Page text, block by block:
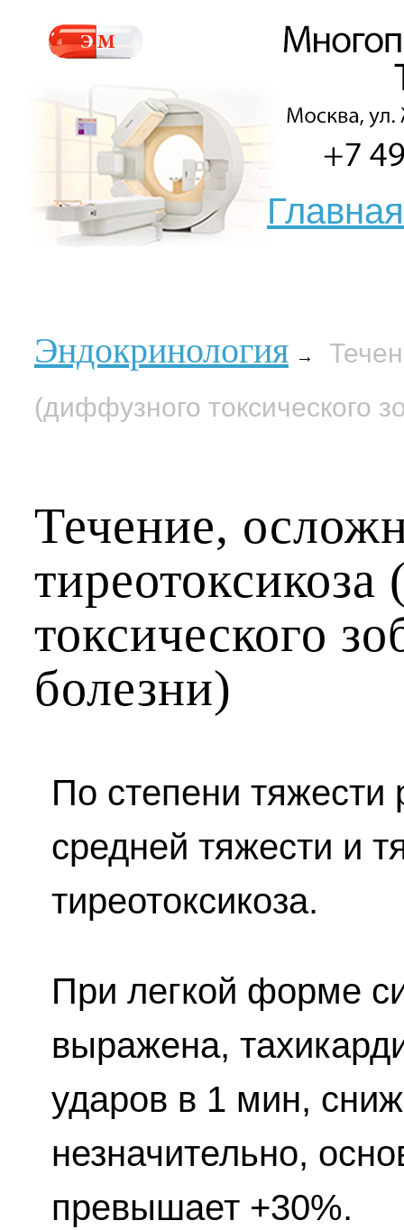
Главная
Эндокринология →
(диффузного токсического
Течение,
токсического
болезни)
По степени тяжести
средней тяжести и
тиреотоксикоза.
При легкой форме
выражена,
ударов в 1 мин,
незначительно,
превышает +30%.